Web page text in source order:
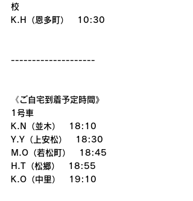
校
K.H（恩多町）　10:30
--------------------
《ご自宅到着予定時間》
1号車
K.N（並木）　18:10
Y.Y（上安松）　18:30
M.O（若松町）　18:45
H.T（松郷）　18:55
K.O（中里）　19:10